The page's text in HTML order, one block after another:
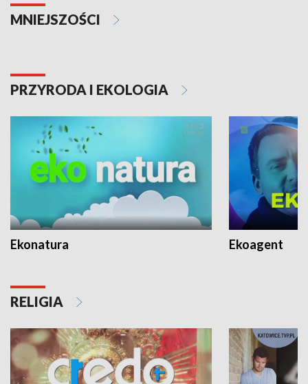
MNIEJSZOŚCI
PRZYRODA I EKOLOGIA
Ekonatura Ekoagent
RELIGIA